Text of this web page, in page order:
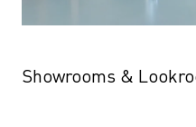
Showrooms &